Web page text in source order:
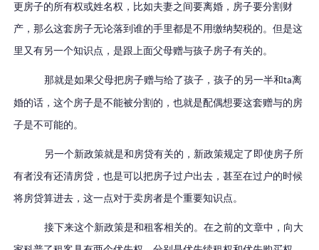
更房子的所有权或姓名权，比如夫妻之间要离婚，房子要分割财
产，那么这套房子无论落到谁的手里都是不用缴纳契税的。但是这
里又有另一个知识点，是跟上面父母赠与孩子房子有关的。
那就是如果父母把房子赠与给了孩子，孩子的另一半和ta离
婚的话，这个房子是不能被分割的，也就是配偶想要这套赠与的房
子是不可能的。
另一个新政策就是和房贷有关的，新政策规定了即使房子所
有者没有还清房贷，也是可以把房子过户出去，甚至在过户的时候
将房贷算进去，这一点对于卖房者是个重要知识点。
接下来这个新政策是和租客相关的。在之前的文章中，向大